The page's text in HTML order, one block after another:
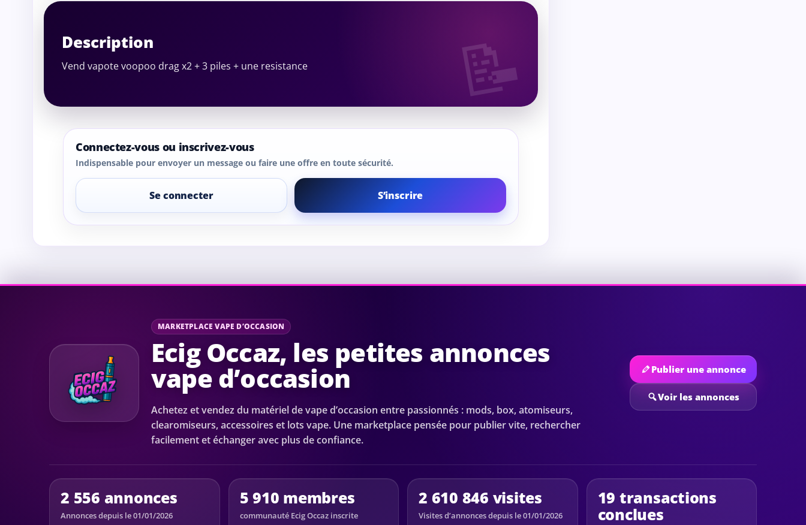
Description
Vend vapote voopoo drag x2 + 3 piles + une resistance
Connectez-vous ou inscrivez-vous
Indispensable pour envoyer un message ou faire une offre en toute sécurité.
Se connecter S’inscrire
MARKETPLACE VAPE D’OCCASION
Ecig Occaz, les petites annonces
vape d’occasion
Achetez et vendez du matériel de vape d’occasion entre passionnés : mods, box, atomiseurs,
clearomiseurs, accessoires et lots vape. Une marketplace pensée pour publier vite, rechercher
facilement et échanger avec plus de confiance.
Publier une annonce
Voir les annonces
2 556 annonces
Annonces depuis le 01/01/2026
5 910 membres
communauté Ecig Occaz inscrite
2 610 846 visites
Visites d’annonces depuis le 01/01/2026
19 transactions
conclues